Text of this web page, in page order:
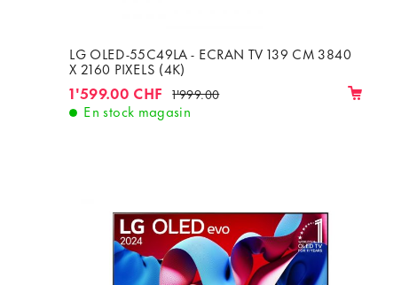
LG OLED-55C49LA - ECRAN TV 139 CM 3840
X 2160 PIXELS (4K)
1'599.00 CHF 1'999.00
En stock magasin